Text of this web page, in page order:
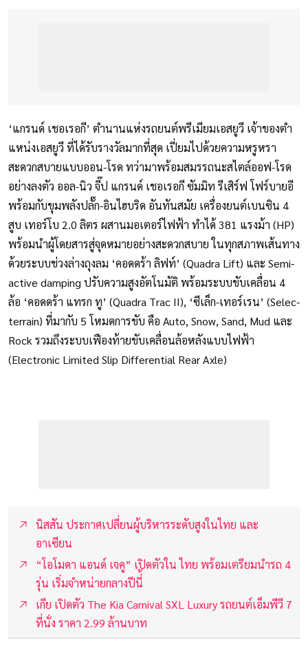
‘แกรนด์ เชอเรอกี’ ตำนานแห่งรถยนต์พรีเมียมเอสยูวี เจ้าของตำ
แหน่งเอสยูวี ที่ได้รับรางวัลมากที่สุด เปี่ยมไปด้วยความหรูหรา
สะดวกสบายแบบออน-โรด ทว่ามาพร้อมสมรรถนะสไตล์ออฟ-โรด
อย่างลงตัว ออล-นิว จี๊ป แกรนด์ เชอเรอกี ซัมมิท รีเสิร์ฟ โฟร์บายอี
พร้อมกับขุมพลังปลั๊ก-อินไฮบริด อันทันสมัย เครื่องยนต์เบนซิน 4
สูบ เทอร์โบ 2.0 ลิตร ผสานมอเตอร์ไฟฟ้า ทำได้ 381 แรงม้า (HP)
พร้อมนำผู้โดยสารสู่จุดหมายอย่างสะดวกสบาย ในทุกสภาพเส้นทาง
ด้วยระบบช่วงล่างถุงลม ‘คอดดร้า ลิฟท์’ (Quadra Lift) และ Semi-
active damping ปรับความสูงอัตโนมัติ พร้อมระบบขับเคลื่อน 4
ล้อ ‘คอดดร้า แทรก ทู’ (Quadra Trac II), ‘ซีเล็ก-เทอร์เรน’ (Selec-
terrain) ที่มากับ 5 โหมดการขับ คือ Auto, Snow, Sand, Mud และ
Rock รวมถึงระบบเฟืองท้ายขับเคลื่อนล้อหลังแบบไฟฟ้า
(Electronic Limited Slip Differential Rear Axle)
นิสสัน ประกาศเปลี่ยนผู้บริหารระดับสูงในไทย และ
อาเซียน
“โอโมดา แอนด์ เจคู” เปิดตัวใน ไทย พร้อมเตรียมนำรถ 4
รุ่น เริ่มจำหน่ายกลางปีนี่้
เกีย เปิดตัว The Kia Carnival SXL Luxury รถยนต์เอ็มพีวี 7
ที่นั่ง ราคา 2.99 ล้านบาท